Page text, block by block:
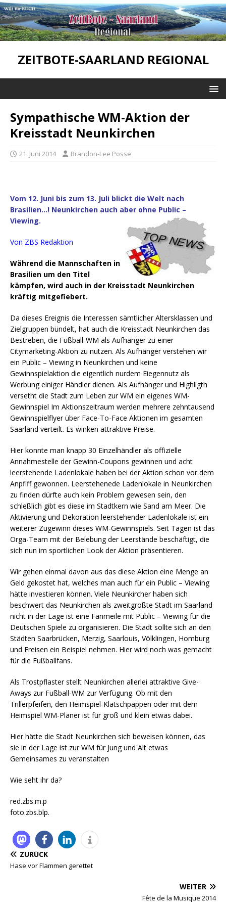
ZEITBOTE-SAARLAND REGIONAL
Sympathische WM-Aktion der
Kreisstadt Neunkirchen
21. Juni 2014 Brandon-Lee Posse
Vom 12. Juni bis zum 13. Juli blickt die Welt nach
Brasilien…! Neunkirchen auch aber ohne Public –
Viewing.
Von ZBS Redaktion
Während die Mannschaften in
Brasilien um den Titel
kämpfen, wird auch in der Kreisstadt Neunkirchen
kräftig mitgefiebert.
Da dieses Ereignis die Interessen sämtlicher Altersklassen und
Zielgruppen bündelt, hat auch die Kreisstadt Neunkirchen das
Bestreben, die Fußball-WM als Aufhänger zu einer
Citymarketing-Aktion zu nutzen. Als Aufhänger verstehen wir
ein Public – Viewing in Neunkirchen und keine
Gewinnspielaktion die eigentlich nurdem Eiegennutz als
Werbung einiger Händler dienen. Als Aufhänger und Highligth
versetht die Stadt zum Leben zur WM ein eigenes WM-
Gewinnspiel Im Aktionszeitraum werden mehrere zehntausend
Gewinnspielflyer über Face-To-Face Aktionen im gesamten
Saarland verteilt. Es winken attraktive Preise.
Hier konnte man knapp 30 Einzelhändler als offizielle
Annahmestelle der Gewinn-Coupons gewinnen und acht
leerstehende Ladenlokale haben bei der Aktion schon vor dem
Anpfiff gewonnen. Leerstehenede Ladenlokale in Neunkirchen
zu finden dürfte auch kein Problem gewesen sein, den
schleßlich gibt es diese im Stadtkern wie Sand am Meer. Die
Aktivierung und Dekoration leerstehender Ladenlokale ist ein
weiterer Zugewinn dieses WM-Gewinnspiels. Seit Tagen ist das
Orga-Team mit der Belebung der Leerstände beschäftigt, die
sich nun im sportlichen Look der Aktion präsentieren.
Wir gehen einmal davon aus das diese Aktion eine Menge an
Geld gekostet hat, welches man auch für ein Public – Viewing
hätte investieren können. Viele Neunkircher haben sich
beschwert das Neunkirchen als zweitgrößte Stadt im Saarland
nicht in der Lage ist eine Fanmeile mit Public – Viewing für die
Deutschen Spiele zu organisieren. Die Stadt sollte sich an den
Städten Saarbrücken, Merzig, Saarlouis, Völklingen, Homburg
und Freisen ein Beispiel nehmen. Hier wird noch was gemacht
für die Fußballfans.
Als Trostpflaster stellt Neunkirchen allerlei attraktive Give-
Aways zur Fußball-WM zur Verfügung. Ob mit den
Trillerpfeifen, den Heimspiel-Klatschpappen oder mit dem
Heimspiel WM-Planer ist für groß und klein etwas dabei.
Hier hätte die Stadt Neunkirchen sich beweisen können, das
sie in der Lage ist zur WM für Jung und Alt etwas
Gemeinsames zu veranstalten
Wie seht ihr da?
red.zbs.m.p
foto.zbs.blp.
ZURÜCK
Hase vor Flammen gerettet
WEITER
Fête de la Musique 2014